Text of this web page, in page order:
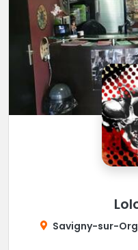
Savigny-sur-